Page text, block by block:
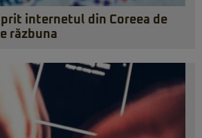
internetul din Coreea de
răzbuna